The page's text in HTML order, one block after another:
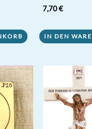
7,70€
IN DEN